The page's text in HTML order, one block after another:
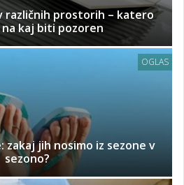
različnih prostorih – katero
kaj biti pozoren
OGLAS
zakaj jih nosimo iz sezone v
sezono?